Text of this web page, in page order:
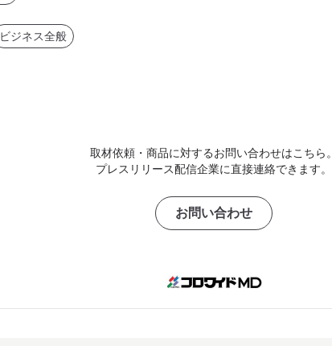
ビジネス全般
取材依頼・商品に対するお問い合わせはこちら。
プレスリリース配信企業に直接連絡できます。
お問い合わせ